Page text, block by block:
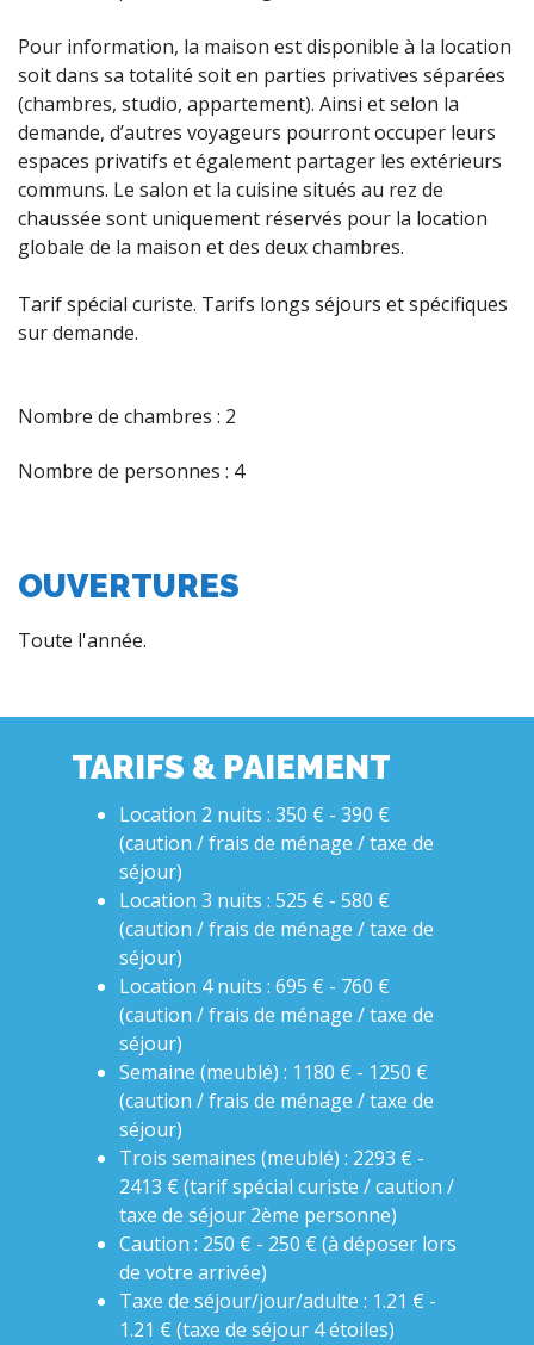
Pour information, la maison est disponible à la location
soit dans sa totalité soit en parties privatives séparées
(chambres, studio, appartement). Ainsi et selon la
demande, d’autres voyageurs pourront occuper leurs
espaces privatifs et également partager les extérieurs
communs. Le salon et la cuisine situés au rez de
chaussée sont uniquement réservés pour la location
globale de la maison et des deux chambres.
Tarif spécial curiste. Tarifs longs séjours et spécifiques
sur demande.
Nombre de chambres : 2
Nombre de personnes : 4
OUVERTURES
Toute l'année.
TARIFS & PAIEMENT
Location 2 nuits : 350 € - 390 €
(caution / frais de ménage / taxe de
séjour)
Location 3 nuits : 525 € - 580 €
(caution / frais de ménage / taxe de
séjour)
Location 4 nuits : 695 € - 760 €
(caution / frais de ménage / taxe de
séjour)
Semaine (meublé) : 1180 € - 1250 €
(caution / frais de ménage / taxe de
séjour)
Trois semaines (meublé) : 2293 € -
2413 € (tarif spécial curiste / caution /
taxe de séjour 2ème personne)
Caution : 250 € - 250 € (à déposer lors
de votre arrivée)
Taxe de séjour/jour/adulte : 1.21 € -
1.21 € (taxe de séjour 4 étoiles)